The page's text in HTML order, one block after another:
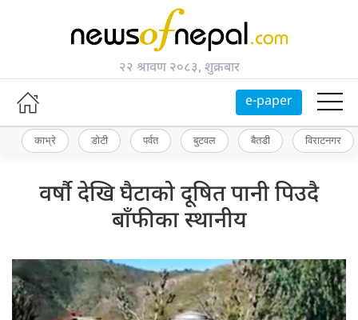
२२ श्रावण २०८३, शुक्रबार
e-paper
काभ्रे डोटी पर्वत बुटवल बैतडी विराटनगर
वर्षौ देखि घैटाको दूषित पानी पिउदै
बाँफीका स्थानीय